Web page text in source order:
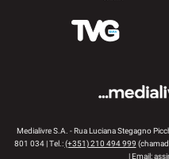
Medialivre S.A. - Rua Luciana Stegagno
801 034 | Tel.:(+351) 210 494 999
| Email: